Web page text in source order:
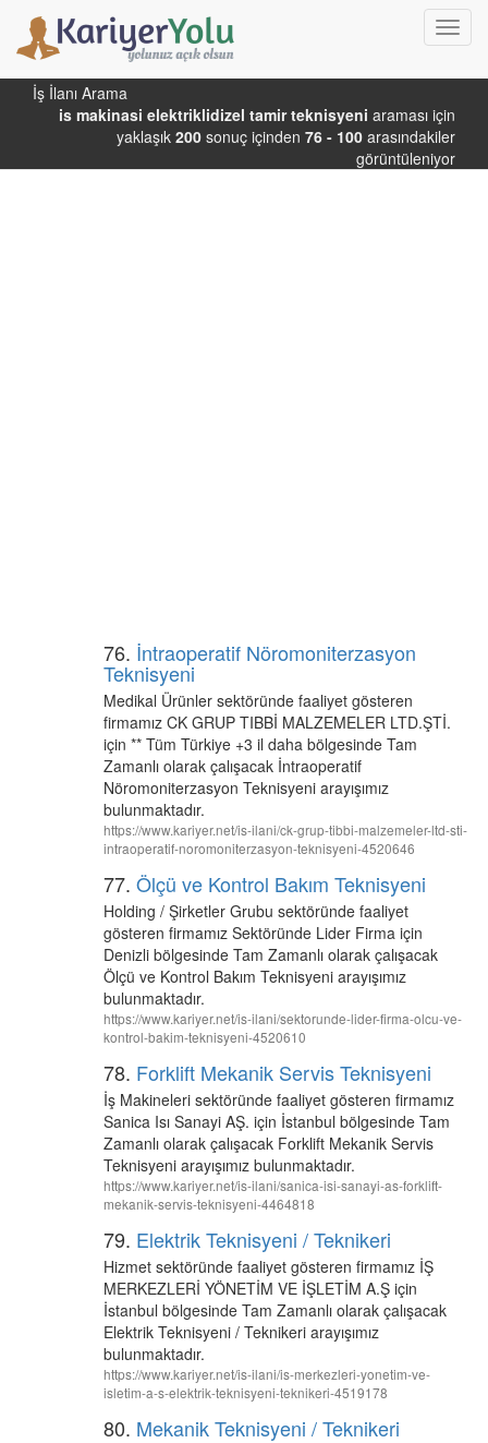
İş İlanı Arama
is makinasi elektriklidizel tamir teknisyeni araması için
yaklaşık 200 sonuç içinden 76 - 100 arasındakiler
görüntüleniyor
76. İntraoperatif Nöromoniterzasyon
Teknisyeni
Medikal Ürünler sektöründe faaliyet gösteren
firmamız CK GRUP TIBBİ MALZEMELER LTD.ŞTİ.
için ** Tüm Türkiye +3 il daha bölgesinde Tam
Zamanlı olarak çalışacak İntraoperatif
Nöromoniterzasyon Teknisyeni arayışımız
bulunmaktadır.
https://www.kariyer.net/is-ilani/ck-grup-tibbi-malzemeler-ltd-sti-
intraoperatif-noromoniterzasyon-teknisyeni-4520646
77. Ölçü ve Kontrol Bakım Teknisyeni
Holding / Şirketler Grubu sektöründe faaliyet
gösteren firmamız Sektöründe Lider Firma için
Denizli bölgesinde Tam Zamanlı olarak çalışacak
Ölçü ve Kontrol Bakım Teknisyeni arayışımız
bulunmaktadır.
https://www.kariyer.net/is-ilani/sektorunde-lider-firma-olcu-ve-
kontrol-bakim-teknisyeni-4520610
78. Forklift Mekanik Servis Teknisyeni
İş Makineleri sektöründe faaliyet gösteren firmamız
Sanica Isı Sanayi AŞ. için İstanbul bölgesinde Tam
Zamanlı olarak çalışacak Forklift Mekanik Servis
Teknisyeni arayışımız bulunmaktadır.
https://www.kariyer.net/is-ilani/sanica-isi-sanayi-as-forklift-
mekanik-servis-teknisyeni-4464818
79. Elektrik Teknisyeni / Teknikeri
Hizmet sektöründe faaliyet gösteren firmamız İŞ
MERKEZLERİ YÖNETİM VE İŞLETİM A.Ş için
İstanbul bölgesinde Tam Zamanlı olarak çalışacak
Elektrik Teknisyeni / Teknikeri arayışımız
bulunmaktadır.
https://www.kariyer.net/is-ilani/is-merkezleri-yonetim-ve-
isletim-a-s-elektrik-teknisyeni-teknikeri-4519178
80. Mekanik Teknisyeni / Teknikeri